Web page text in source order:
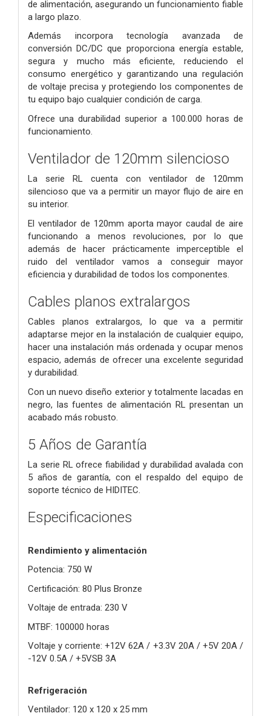
de alimentación, asegurando un funcionamiento fiable
a largo plazo.
Además incorpora tecnología avanzada de
conversión DC/DC que proporciona energía estable,
segura y mucho más eficiente, reduciendo el
consumo energético y garantizando una regulación
de voltaje precisa y protegiendo los componentes de
tu equipo bajo cualquier condición de carga.
Ofrece una durabilidad superior a 100.000 horas de
funcionamiento.
Ventilador de 120mm silencioso
La serie RL cuenta con ventilador de 120mm
silencioso que va a permitir un mayor flujo de aire en
su interior.
El ventilador de 120mm aporta mayor caudal de aire
funcionando a menos revoluciones, por lo que
además de hacer prácticamente imperceptible el
ruido del ventilador vamos a conseguir mayor
eficiencia y durabilidad de todos los componentes.
Cables planos extralargos
Cables planos extralargos, lo que va a permitir
adaptarse mejor en la instalación de cualquier equipo,
hacer una instalación más ordenada y ocupar menos
espacio, además de ofrecer una excelente seguridad
y durabilidad.
Con un nuevo diseño exterior y totalmente lacadas en
negro, las fuentes de alimentación RL presentan un
acabado más robusto.
5 Años de Garantía
La serie RL ofrece fiabilidad y durabilidad avalada con
5 años de garantía, con el respaldo del equipo de
soporte técnico de HIDITEC.
Especificaciones
Rendimiento y alimentación
Potencia: 750 W
Certificación: 80 Plus Bronze
Voltaje de entrada: 230 V
MTBF: 100000 horas
Voltaje y corriente: +12V 62A / +3.3V 20A / +5V 20A /
-12V 0.5A / +5VSB 3A
Refrigeración
Ventilador: 120 x 120 x 25 mm